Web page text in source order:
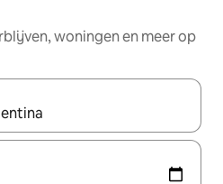
woningen en meer op
zijn, maak je een keuze